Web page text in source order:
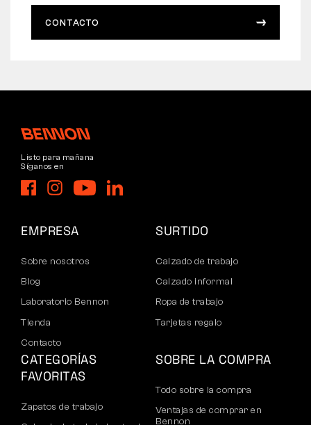
CONTACTO
Listo para mañana
Síganos en
EMPRESA
Sobre nosotros
Blog
Laboratorio Bennon
Tienda
Contacto
SURTIDO
Calzado de trabajo
Calzado informal
Ropa de trabajo
Tarjetas regalo
CATEGORÍAS
FAVORITAS
Zapatos de trabajo
SOBRE LA COMPRA
Todo sobre la compra
Ventajas de comprar en
Bennon